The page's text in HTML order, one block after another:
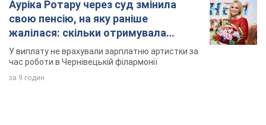
Ауріка Ротару через суд змінила
свою пенсію, на яку раніше
жалілася: скільки отримувала
співачка
У виплату не врахували зарплатню артистки за
час роботи в Чернівецькій філармонії
за 9 годин